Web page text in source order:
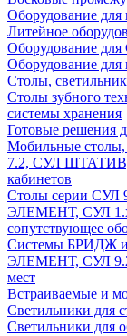
Оборудование для
Литейное
Оборудование
Оборудование для
Cтолы,
Столы зубного
системы хранения
Готовые решения
Мобильные
7.2, СУЛ ШТАТИВ,
кабинетов
Столы серии СУЛ
ЭЛЕМЕНТ, СУЛ
сопутствующее
Системы БРИДЖ
ЭЛЕМЕНТ, СУЛ
мест
Встраиваемые и
Светильники
Светильники для